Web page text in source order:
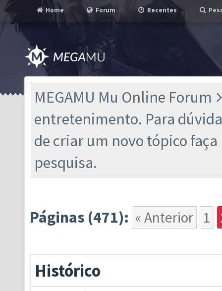
Home Forum Recentes
MEGAMU Mu Online Forum
entretenimento. Para
de criar um novo tópico
pesquisa.
Páginas (471): « Anterior 1
Histórico